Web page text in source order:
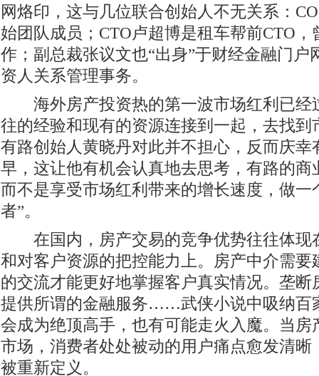
网烙印，这与几位联合创始人不无关系：
始团队成员；CTO卢超博是租车帮前CTO
作；副总裁张议文也“出身”于财经金融门户
资人关系管理事务。
海外房产投资热的第一波市场红利已经
往的经验和现有的资源连接到一起，去找到
有路创始人黄晓丹对此并不担心，反而庆幸
早，这让他有机会认真地去思考，有路的商
而不是享受市场红利带来的增长速度，做一
者”。
在国内，房产交易的竞争优势往往体现
和对客户资源的把控能力上。房产中介需要
的交流才能更好地掌握客户真实情况。垄断
提供所谓的金融服务……武侠小说中吸纳百
会成为绝顶高手，也有可能走火入魔。当房
市场，消费者处处被动的用户痛点愈发清晰
被重新定义。